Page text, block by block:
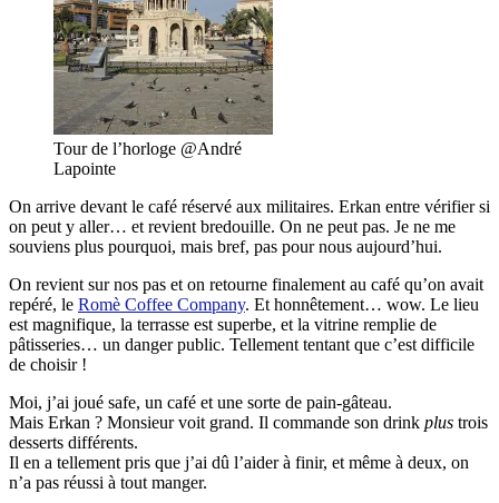
Tour de l’horloge @André
Lapointe
On arrive devant le café réservé aux militaires. Erkan entre vérifier si
on peut y aller… et revient bredouille. On ne peut pas. Je ne me
souviens plus pourquoi, mais bref, pas pour nous aujourd’hui.
On revient sur nos pas et on retourne finalement au café qu’on avait
repéré, le Romè Coffee Company. Et honnêtement… wow. Le lieu
est magnifique, la terrasse est superbe, et la vitrine remplie de
pâtisseries… un danger public. Tellement tentant que c’est difficile
de choisir !
Moi, j’ai joué safe, un café et une sorte de pain-gâteau.
Mais Erkan ? Monsieur voit grand. Il commande son drink plus trois
desserts différents.
Il en a tellement pris que j’ai dû l’aider à finir, et même à deux, on
n’a pas réussi à tout manger.